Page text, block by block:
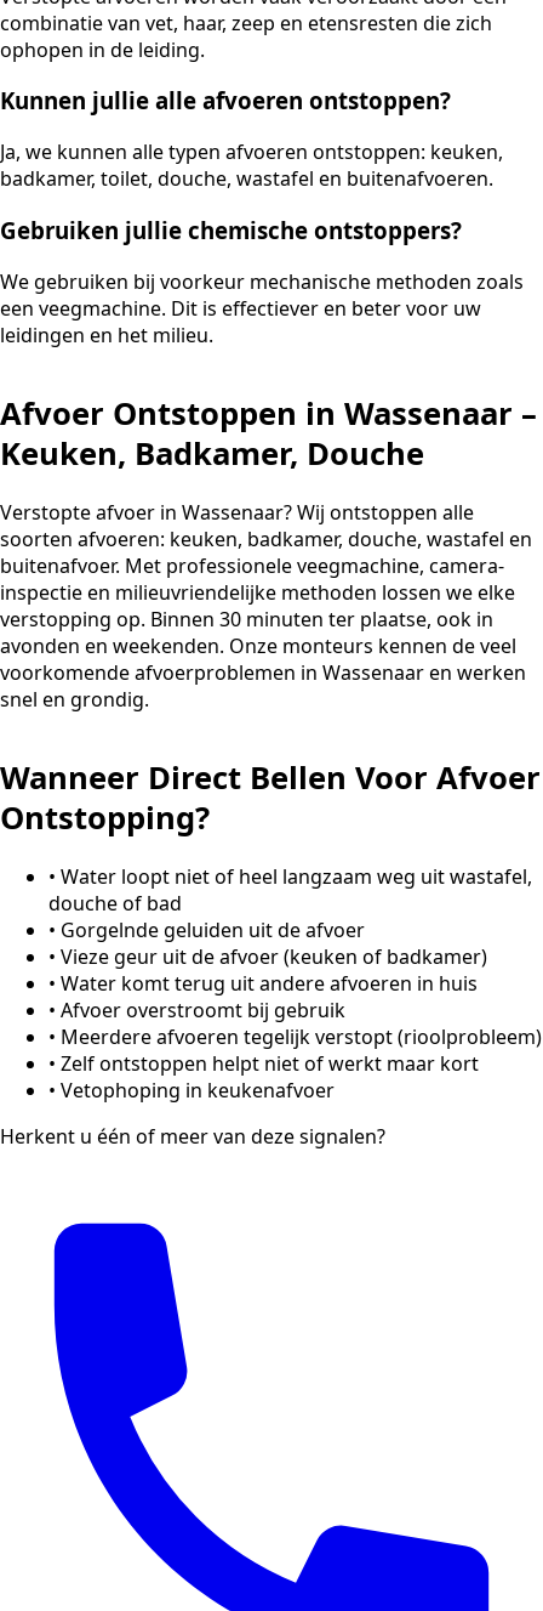
combinatie van vet, haar, zeep en etensresten die zich
ophopen in de leiding.
Kunnen jullie alle afvoeren ontstoppen?
Ja, we kunnen alle typen afvoeren ontstoppen: keuken,
badkamer, toilet, douche, wastafel en buitenafvoeren.
Gebruiken jullie chemische ontstoppers?
We gebruiken bij voorkeur mechanische methoden zoals
een veegmachine. Dit is effectiever en beter voor uw
leidingen en het milieu.
Afvoer Ontstoppen in Wassenaar –
Keuken, Badkamer, Douche
Verstopte afvoer in Wassenaar? Wij ontstoppen alle
soorten afvoeren: keuken, badkamer, douche, wastafel en
buitenafvoer. Met professionele veegmachine, camera-
inspectie en milieuvriendelijke methoden lossen we elke
verstopping op. Binnen 30 minuten ter plaatse, ook in
avonden en weekenden. Onze monteurs kennen de veel
voorkomende afvoerproblemen in Wassenaar en werken
snel en grondig.
Wanneer Direct Bellen Voor Afvoer
Ontstopping?
• Water loopt niet of heel langzaam weg uit wastafel,
douche of bad
• Gorgelnde geluiden uit de afvoer
• Vieze geur uit de afvoer (keuken of badkamer)
• Water komt terug uit andere afvoeren in huis
• Afvoer overstroomt bij gebruik
• Meerdere afvoeren tegelijk verstopt (rioolprobleem)
• Zelf ontstoppen helpt niet of werkt maar kort
• Vetophoping in keukenafvoer
Herkent u één of meer van deze signalen?